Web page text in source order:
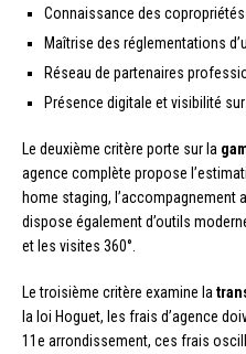
Connaissance des
Maîtrise des réglementations
Réseau de partenaires
Présence digitale et visibilité
Le deuxième critère porte sur la
agence complète propose
home staging, l’accompagnement
dispose également d’outils
et les visites 360°.
Le troisième critère examine la
la loi Hoguet, les frais d’agence
11e arrondissement, ces frais